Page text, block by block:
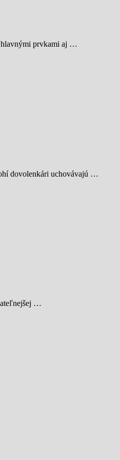
hlavnými prvkami aj …
dovolenkári uchovávajú …
…